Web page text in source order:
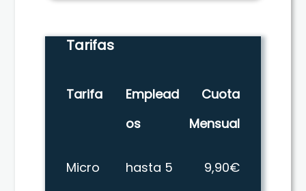
Tarifas
Tarifa
Emplead
os
Cuota
Mensual
Micro hasta 5 9,90€